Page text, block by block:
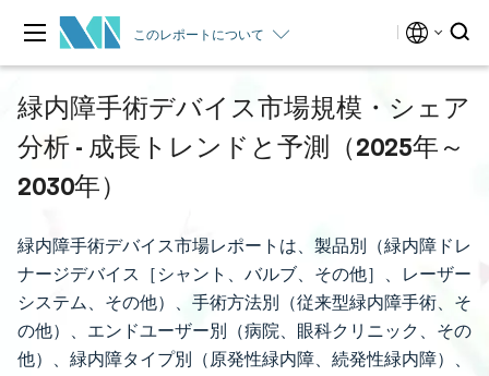
このレポートについて
緑内障手術デバイス市場規模・シェア
分析 - 成長トレンドと予測（2025年～
2030年）
緑内障手術デバイス市場レポートは、製品別（緑内障ドレ
ナージデバイス［シャント、バルブ、その他］、レーザー
システム、その他）、手術方法別（従来型緑内障手術、そ
の他）、エンドユーザー別（病院、眼科クリニック、その
他）、緑内障タイプ別（原発性緑内障、続発性緑内障）、